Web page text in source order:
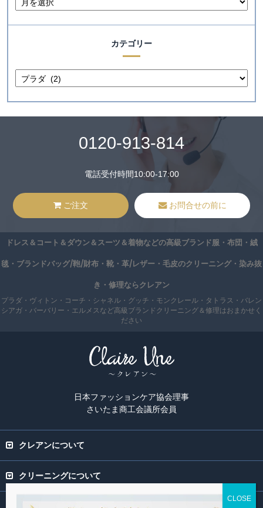
カテゴリー
0120-913-814
電話受付時間10:00-17:00
ご注文 お問合せの前に
ドレス＆コート＆ダウン＆スーツ＆着物などの高級ブランド服・布団・絨
毯・ブランドバッグ/鞄/財布・靴・革/レザー・毛皮のクリーニング・染み抜
き・修理ならクレアン
プラダ・ヴィトン・コーチ・シャネル・グッチ・モンクレール・タトラス・バレン
シアガ・バーバリー・エルメスなど高級ブランドクリーニング＆修理はおまかせく
ださい
日本ファッションケア協会理事
さいたま商工会議所会員
クレアンについて
クリーニングについて